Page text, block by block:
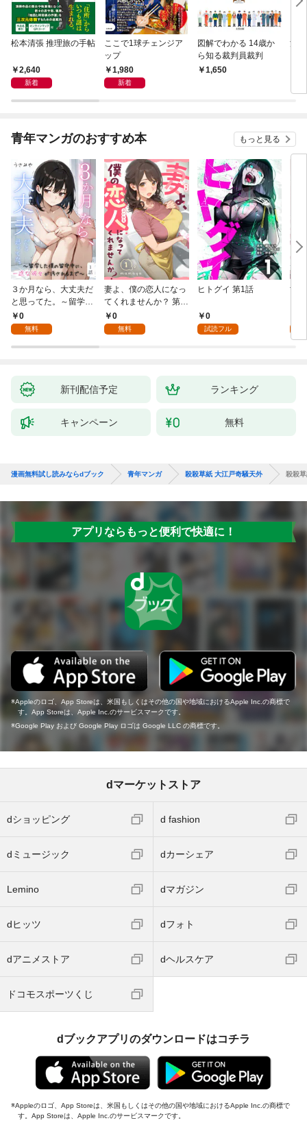
松本清張 推理旅の手帖
2,640
新着
ここで1球チェンジア
ップ
1,980
新着
図解でわかる 14歳か
ら知る裁判員裁判
1,650
深
青年マンガのおすすめ本 もっと見る
３か月なら、大丈夫だ
と思ってた。～留学し
た僕の留守中に、一途
な彼女が汚されるまで
0
無料
妻よ、僕の恋人になっ
てくれませんか？ 第1
話0
無料
ヒトグイ 第1話
0
試読フル
世
新刊配信予定 ランキング
キャンペーン 無料
漫画無料試し読みならdブック 青年マンガ 殺殺草紙 大江戸奇騒天外 殺殺
アプリならもっと便利で快適に！
Appleのロゴ、App Storeは、米国もしくはその他の国や地域におけるApple Inc.の商標で
す。App Storeは、Apple Inc.のサービスマークです。
Google Play および Google Play ロゴは Google LLC の商標です。
dマーケットストア
dショッピング d fashion
dミュージック dカーシェア
Lemino dマガジン
dヒッツ dフォト
dアニメストア dヘルスケア
ドコモスポーツくじ
dブックアプリのダウンロードはコチラ
Appleのロゴ、App Storeは、米国もしくはその他の国や地域におけるApple Inc.の商標で
す。App Storeは、Apple Inc.のサービスマークです。